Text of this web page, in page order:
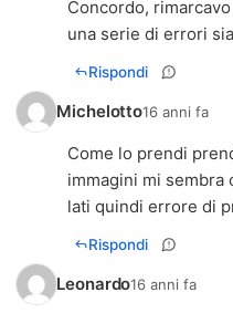
Concordo,
una serie di errori
Rispondi
Michelotto16 anni fa
Come lo prendi
immagini mi sembra
lati quindi errore di
Rispondi
Leonardo16 anni fa